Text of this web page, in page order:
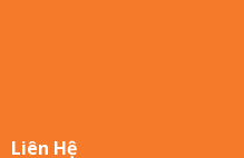
Liên Hệ